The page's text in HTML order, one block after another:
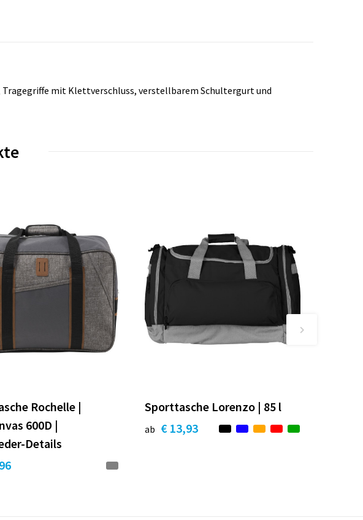
mit Klettverschluss, verstellbarem Schultergurt und
Rochelle |
600D |
Details
Sporttasche Lorenzo | 85 l
ab € 13,93